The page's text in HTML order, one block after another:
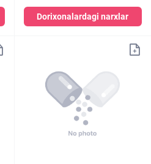
Dorixonalardagi narxlar